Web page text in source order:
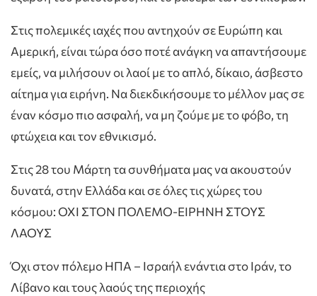
Στις πολεμικές ιαχές που αντηχούν σε Ευρώπη και
Αμερική, είναι τώρα όσο ποτέ ανάγκη να απαντήσουμε
εμείς, να μιλήσουν οι λαοί με το απλό, δίκαιο, άσβεστο
αίτημα για ειρήνη. Να διεκδικήσουμε το μέλλον μας σε
έναν κόσμο πιο ασφαλή, να μη ζούμε με το φόβο, τη
φτώχεια και τον εθνικισμό.
Στις 28 του Μάρτη τα συνθήματα μας να ακουστούν
δυνατά, στην Ελλάδα και σε όλες τις χώρες του
κόσμου: ΟΧΙ ΣΤΟΝ ΠΟΛΕΜΟ-ΕΙΡΗΝΗ ΣΤΟΥΣ
ΛΑΟΥΣ
Όχι στον πόλεμο ΗΠΑ – Ισραήλ ενάντια στο Ιράν, το
Λίβανο και τους λαούς της περιοχής